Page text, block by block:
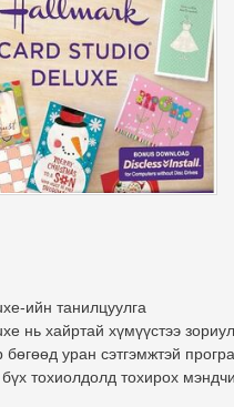
ийн танилцуулга
нь хайртай хүмүүстээ
бөгөөд уран сэтгэмжтэй
тохиолдолд тохирох